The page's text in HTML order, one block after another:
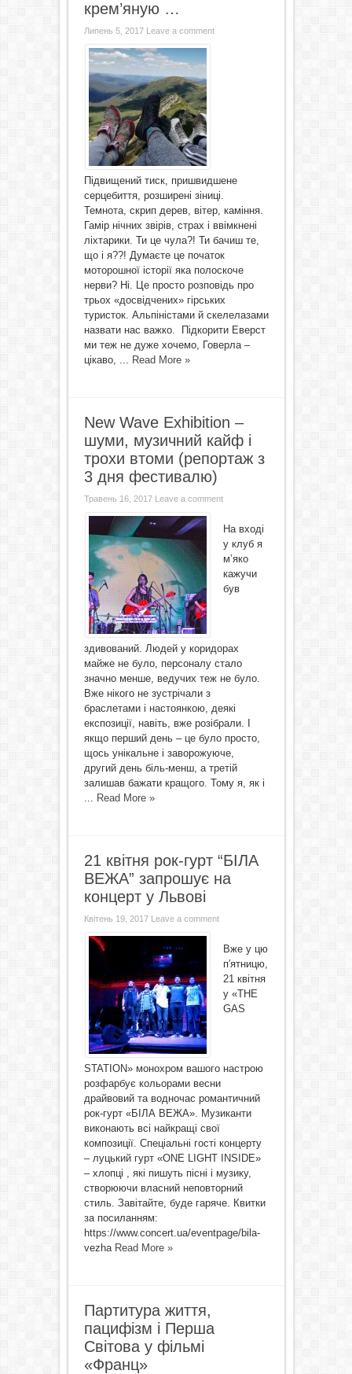
крем’яную …
Липень 5, 2017 Leave a comment
Підвищений тиск, пришвидшене
серцебиття, розширені зіниці.
Темнота, скрип дерев, вітер, каміння.
Гамір нічних звірів, страх і ввімкнені
ліхтарики. Ти це чула?! Ти бачиш те,
що і я??! Думаєте це початок
моторошної історії яка полоскоче
нерви? Ні. Це просто розповідь про
трьох «досвідчених» гірських
туристок. Альпіністами й скелелазами
назвати нас важко. Підкорити Еверст
ми теж не дуже хочемо, Говерла –
цікаво, ... Read More »
New Wave Exhibition –
шуми, музичний кайф і
трохи втоми (репортаж з
3 дня фестивалю)
Травень 16, 2017 Leave a comment
На вході
у клуб я
м’яко
кажучи
був
здивований. Людей у коридорах
майже не було, персоналу стало
значно менше, ведучих теж не було.
Вже нікого не зустрічали з
браслетами і настоянкою, деякі
експозиції, навіть, вже розібрали. І
якщо перший день – це було просто,
щось унікальне і заворожуюче,
другий день біль-менш, а третій
залишав бажати кращого. Тому я, як і
... Read More »
21 квітня рок-гурт “БІЛА
ВЕЖА” запрошує на
концерт у Львові
Квітень 19, 2017 Leave a comment
Вже у цю
п′ятницю,
21 квітня
у «THE
GAS
STATION» монохром вашого настрою
розфарбує кольорами весни
драйвовий та водночас романтичний
рок-гурт «БІЛА ВЕЖА». Музиканти
виконають всі найкращі свої
композиції. Спеціальні гості концерту
– луцький гурт «ONE LIGHT INSIDE»
– хлопці , які пишуть пісні і музику,
створюючи власний неповторний
стиль. Завітайте, буде гаряче. Квитки
за посиланням:
https://www.concert.ua/eventpage/bila-
vezha Read More »
Партитура життя,
пацифізм і Перша
Світова у фільмі
«Франц»